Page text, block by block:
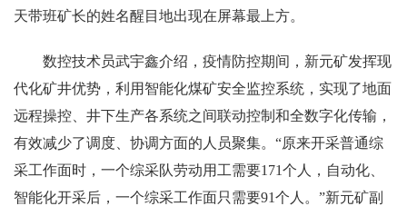
天带班矿长的姓名醒目地出现在屏幕最上方。
数控技术员武宇鑫介绍，疫情防控期间，新元矿发挥现
代化矿井优势，利用智能化煤矿安全监控系统，实现了地面
远程操控、井下生产各系统之间联动控制和全数字化传输，
有效减少了调度、协调方面的人员聚集。“原来开采普通综
采工作面时，一个综采队劳动用工需要171个人，自动化、
智能化开采后，一个综采工作面只需要91个人。”新元矿副